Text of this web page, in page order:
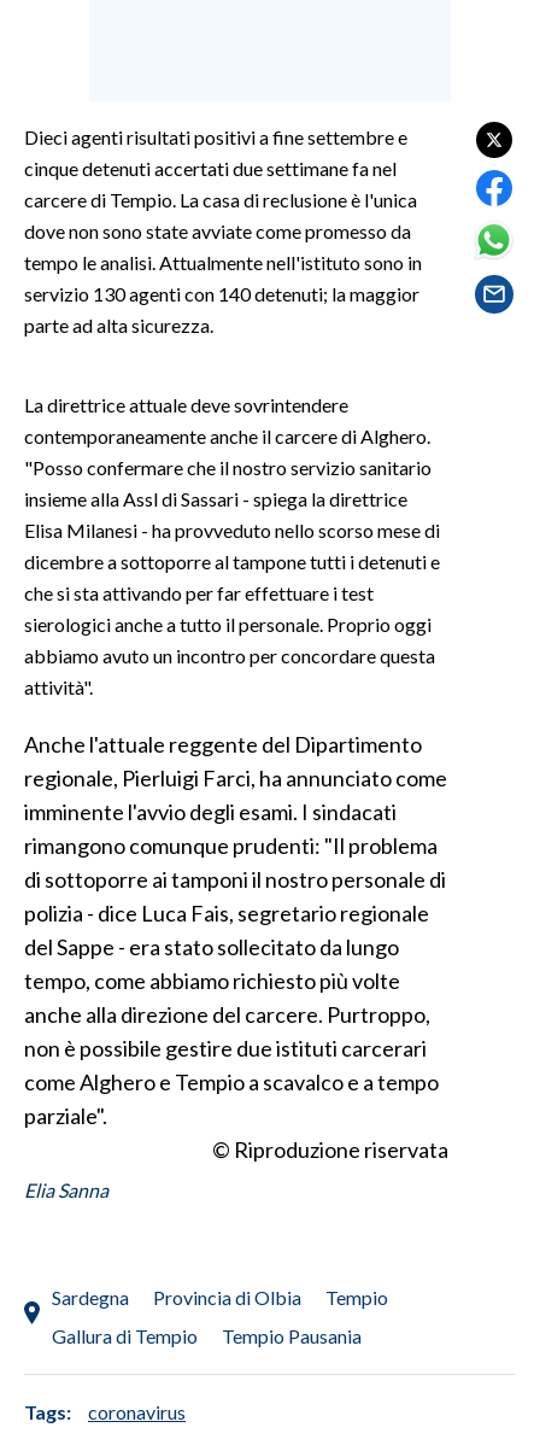
SPETTACOLI
SARDEGNA TURISMO
NOTIZIE
EVENTI
#CARAUNIONE
3 MINUTI CON
INFO AZIENDE
ANNUNCI
NECROLOGI
PUBBLICITÀ
SPIAGGE
STORE
Dieci agenti risultati positivi a fine settembre e
cinque detenuti accertati due settimane fa nel
carcere di Tempio. La casa di reclusione è l'unica
dove non sono state avviate come promesso da
tempo le analisi. Attualmente nell'istituto sono in
servizio 130 agenti con 140 detenuti; la maggior
parte ad alta sicurezza.
La direttrice attuale deve sovrintendere
contemporaneamente anche il carcere di Alghero.
"Posso confermare che il nostro servizio sanitario
insieme alla Assl di Sassari - spiega la direttrice
Elisa Milanesi - ha provveduto nello scorso mese di
dicembre a sottoporre al tampone tutti i detenuti e
che si sta attivando per far effettuare i test
sierologici anche a tutto il personale. Proprio oggi
abbiamo avuto un incontro per concordare questa
attività".
Anche l'attuale reggente del Dipartimento
regionale, Pierluigi Farci, ha annunciato come
imminente l'avvio degli esami. I sindacati
rimangono comunque prudenti: "Il problema
di sottoporre ai tamponi il nostro personale di
polizia - dice Luca Fais, segretario regionale
del Sappe - era stato sollecitato da lungo
tempo, come abbiamo richiesto più volte
anche alla direzione del carcere. Purtroppo,
non è possibile gestire due istituti carcerari
come Alghero e Tempio a scavalco e a tempo
parziale".
© Riproduzione riservata
Elia Sanna
Sardegna Provincia di Olbia
Tempio
Gallura di Tempio
Tempio Pausania
Tags: coronavirus